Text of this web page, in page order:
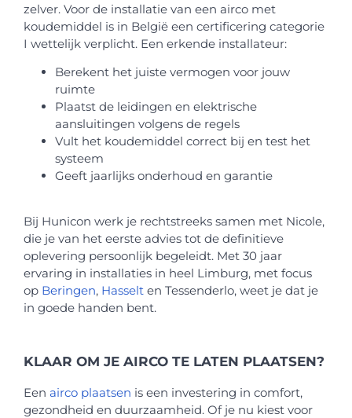
zelver. Voor de installatie van een airco met
koudemiddel is in België een certificering categorie
I wettelijk verplicht. Een erkende installateur:
Berekent het juiste vermogen voor jouw
ruimte
Plaatst de leidingen en elektrische
aansluitingen volgens de regels
Vult het koudemiddel correct bij en test het
systeem
Geeft jaarlijks onderhoud en garantie
Bij Hunicon werk je rechtstreeks samen met Nicole,
die je van het eerste advies tot de definitieve
oplevering persoonlijk begeleidt. Met 30 jaar
ervaring in installaties in heel Limburg, met focus
op Beringen, Hasselt en Tessenderlo, weet je dat je
in goede handen bent.
KLAAR OM JE AIRCO TE LATEN PLAATSEN?
Een airco plaatsen is een investering in comfort,
gezondheid en duurzaamheid. Of je nu kiest voor